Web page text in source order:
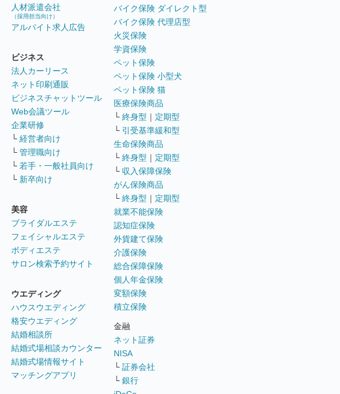
人材派遣会社
（採用担当向け）
アルバイト求人広告
ビジネス
法人カーリース
ネット印刷通販
ビジネスチャットツール
Web会議ツール
企業研修
└ 経営者向け
└ 管理職向け
└ 若手・一般社員向け
└ 新卒向け
美容
ブライダルエステ
フェイシャルエステ
ボディエステ
サロン検索予約サイト
ウエディング
ハウスウエディング
格安ウエディング
結婚相談所
結婚式場相談カウンター
結婚式場情報サイト
マッチングアプリ
バイク保険 ダイレクト型
バイク保険 代理店型
火災保険
学資保険
ペット保険
ペット保険 小型犬
ペット保険 猫
医療保険商品
└ 終身型 ｜ 定期型
└ 引受基準緩和型
生命保険商品
└ 終身型 ｜ 定期型
└ 収入保障保険
がん保険商品
└ 終身型 ｜ 定期型
就業不能保険
認知症保険
外貨建て保険
介護保険
総合保障保険
個人年金保険
変額保険
積立保険
金融
ネット証券
NISA
└ 証券会社
└ 銀行